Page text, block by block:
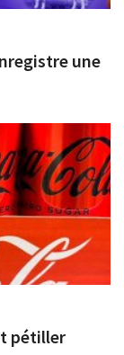
une
pétiller